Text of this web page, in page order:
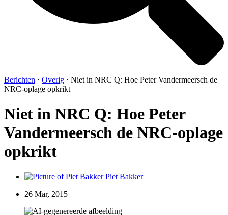
Berichten · Overig · Niet in NRC Q: Hoe Peter Vandermeersch de
NRC-oplage opkrikt
Niet in NRC Q: Hoe Peter
Vandermeersch de NRC-oplage
opkrikt
Piet Bakker
26 Mar, 2015